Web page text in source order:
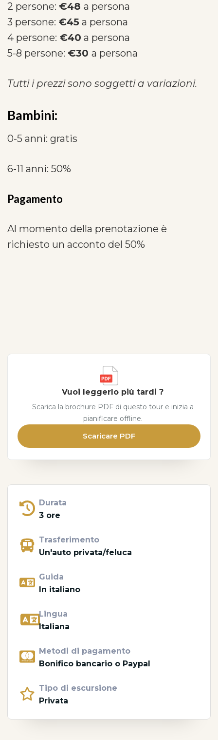
2 persone: €48 a persona
3 persone: €45 a persona
4 persone: €40 a persona
5-8 persone: €30 a persona
Tutti i prezzi sono soggetti a variazioni.
Bambini:
0-5 anni: gratis
6-11 anni: 50%
Pagamento
Al momento della prenotazione è
richiesto un acconto del 50%
Vuoi leggerlo più tardi ?
Scarica la brochure PDF di questo tour e inizia a
pianificare offline.
Scaricare PDF
Durata
3 ore
Trasferimento
Un'auto privata/feluca
Guida
In italiano
Lingua
Italiana
Metodi di pagamento
Bonifico bancario o Paypal
Tipo di escursione
Privata